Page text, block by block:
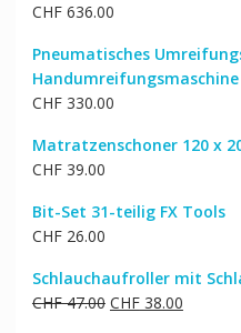
CHF636.00
Pneumatisches
Handumreifungsmaschine
CHF330.00
Matratzenschoner 120 x
CHF39.00
Bit-Set 31-teilig FX Tools
CHF26.00
Schlauchaufroller mit
CHF47.00 Ursprünglicher
CHF38.00Aktueller